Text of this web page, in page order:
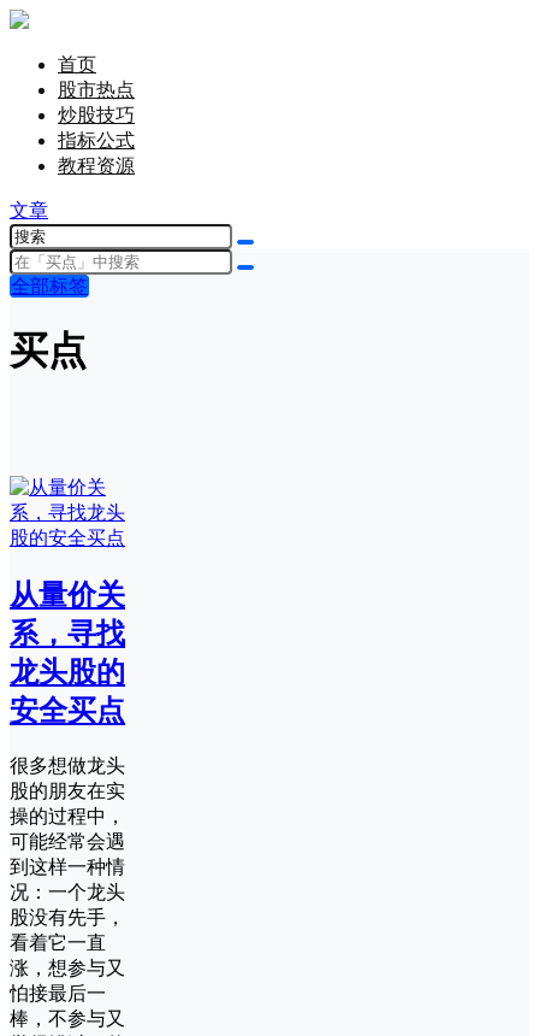
首页
股市热点
炒股技巧
指标公式
教程资源
文章
全部标签
买点
从量价关
系，寻找
龙头股的
安全买点
很多想做龙头
股的朋友在实
操的过程中，
可能经常会遇
到这样一种情
况：一个龙头
股没有先手，
看着它一直
涨，想参与又
怕接最后一
棒，不参与又